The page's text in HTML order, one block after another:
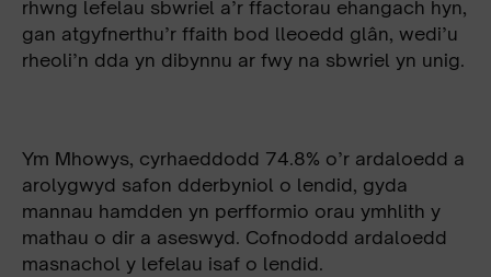
rhwng lefelau sbwriel a’r ffactorau ehangach hyn,
gan atgyfnerthu’r ffaith bod lleoedd glân, wedi’u
rheoli’n dda yn dibynnu ar fwy na sbwriel yn unig.
Ym Mhowys, cyrhaeddodd 74.8% o’r ardaloedd a
arolygwyd safon dderbyniol o lendid, gyda
mannau hamdden yn perfformio orau ymhlith y
mathau o dir a aseswyd. Cofnododd ardaloedd
masnachol y lefelau isaf o lendid.